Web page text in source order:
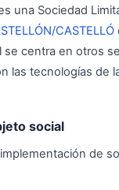
una Sociedad
CASTELLÓ
se centra en otros
las tecnologías de
social
de